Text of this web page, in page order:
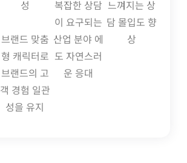
성
브랜드 맞춤
형 캐릭터로
브랜드의 고
객 경험 일관
성을 유지
복잡한 상담
이 요구되는
산업 분야 에
도 자연스러
운 응대
느껴지는 상
담 몰입도 향
상